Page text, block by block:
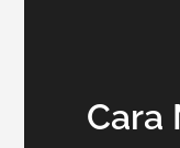
Cara